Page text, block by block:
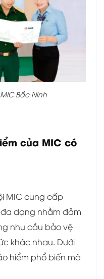
Bắc Ninh
của MIC có
MIC cung cấp
dạng nhằm đảm
nhu cầu bảo vệ
khác nhau. Dưới
hiểm phổ biến mà